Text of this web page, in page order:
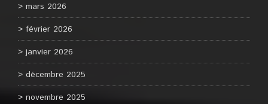
mars 2026
février 2026
janvier 2026
décembre 2025
novembre 2025